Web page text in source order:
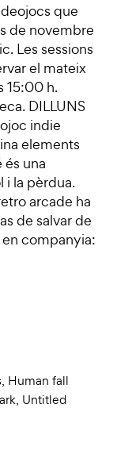
que
de novembre
Les sessions
el mateix
15:00 h.
DILLUNS
indie
elements
una
i la pèrdua.
arcade ha
de salvar de
en companyia:
, Human fall
, Untitled